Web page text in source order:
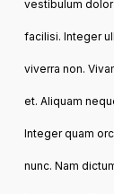
vestibulum dolor
facilisi. Integer
viverra non.
et. Aliquam
Integer quam
nunc. Nam